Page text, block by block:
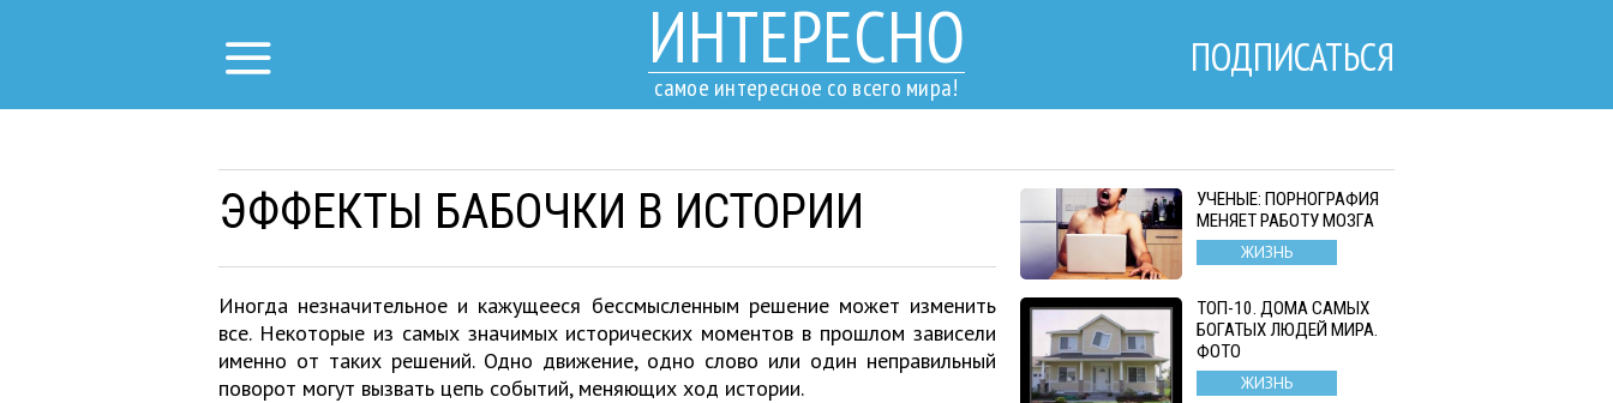
ИНТЕРЕСНО
самое интересное со всего мира!
ПОДПИСАТЬСЯ
ЭФФЕКТЫ БАБОЧКИ В ИСТОРИИ
Иногда незначительное и кажущееся бессмысленным решение может изменить
все. Некоторые из самых значимых исторических моментов в прошлом зависели
именно от таких решений. Одно движение, одно слово или один неправильный
поворот могут вызвать цепь событий, меняющих ход истории.
УЧЕНЫЕ: ПОРНОГРАФИЯ
МЕНЯЕТ РАБОТУ МОЗГА
ЖИЗНЬ
ТОП-10. ДОМА САМЫХ
БОГАТЫХ ЛЮДЕЙ МИРА.
ФОТО
ЖИЗНЬ